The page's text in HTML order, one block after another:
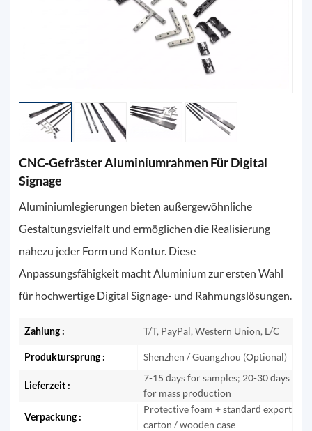
CNC-Gefräster Aluminiumrahmen Für Digital
Signage
Aluminiumlegierungen bieten außergewöhnliche
Gestaltungsvielfalt und ermöglichen die Realisierung
nahezu jeder Form und Kontur. Diese
Anpassungsfähigkeit macht Aluminium zur ersten Wahl
für hochwertige Digital Signage- und Rahmungslösungen.
Zahlung : T/T, PayPal, Western Union, L/C
Produktursprung : Shenzhen / Guangzhou (Optional)
Lieferzeit :
7-15 days for samples; 20-30 days
for mass production
Verpackung :
Protective foam + standard export
carton / wooden case